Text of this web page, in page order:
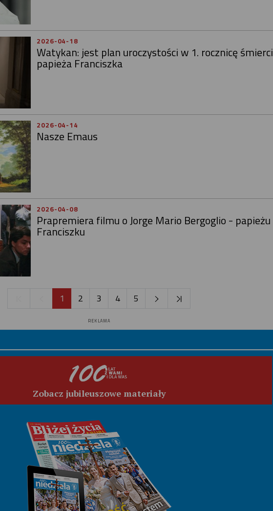
2026-04-18
Watykan: jest plan uroczystości w 1. rocznicę śmierci
papieża Franciszka
2026-04-14
Nasze Emaus
2026-04-08
Prapremiera filmu o Jorge Mario Bergoglio - papieżu
Franciszku
1 2 3 4 5
REKLAMA
Zobacz jubileuszowe materiały